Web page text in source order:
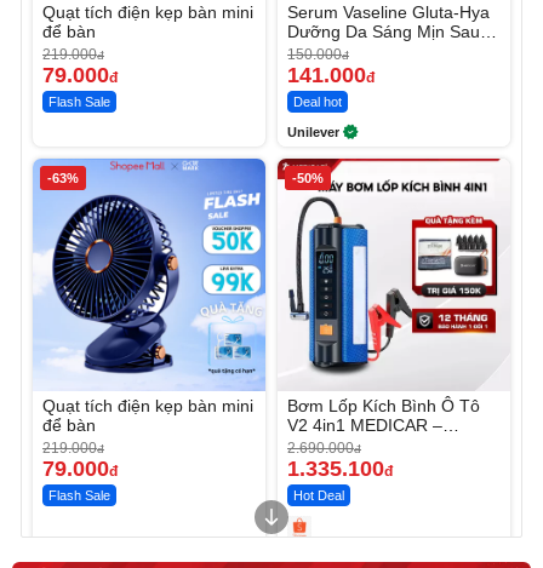
Quạt tích điện kẹp bàn mini
để bàn
219.000đ
79.000đ
Flash Sale
Serum Vaseline Gluta-Hya
Dưỡng Da Sáng Mịn Sau 7
Ngày
150.000đ
141.000đ
Deal hot
Unilever
-63%
Quạt tích điện kẹp bàn mini
để bàn
219.000đ
79.000đ
Flash Sale
-50%
Bơm Lốp Kích Bình Ô Tô
V2 4in1 MEDICAR –
12.000mAh
2.690.000đ
1.335.100đ
Hot Deal